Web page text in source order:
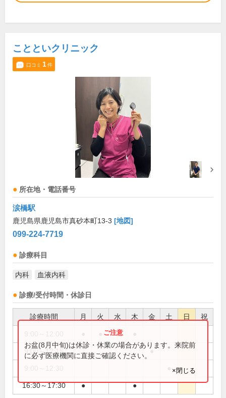
ことといクリニック
口コミ 1件
所在地・電話番号
涙橋駅
鹿児島県鹿児島市真砂本町13-3 [地図]
099-224-7719
診療科目
内科 血液内科
診療/受付時間・休診日
診療時間 月 火 水 木 金 土 日 祝
●
9:00～12:15 ●
16:30～17:30 ● ●
お盆(8月中旬)は休診・休業の場合があります。来院前
に必ず医療機関に直接ご確認ください。
×閉じる